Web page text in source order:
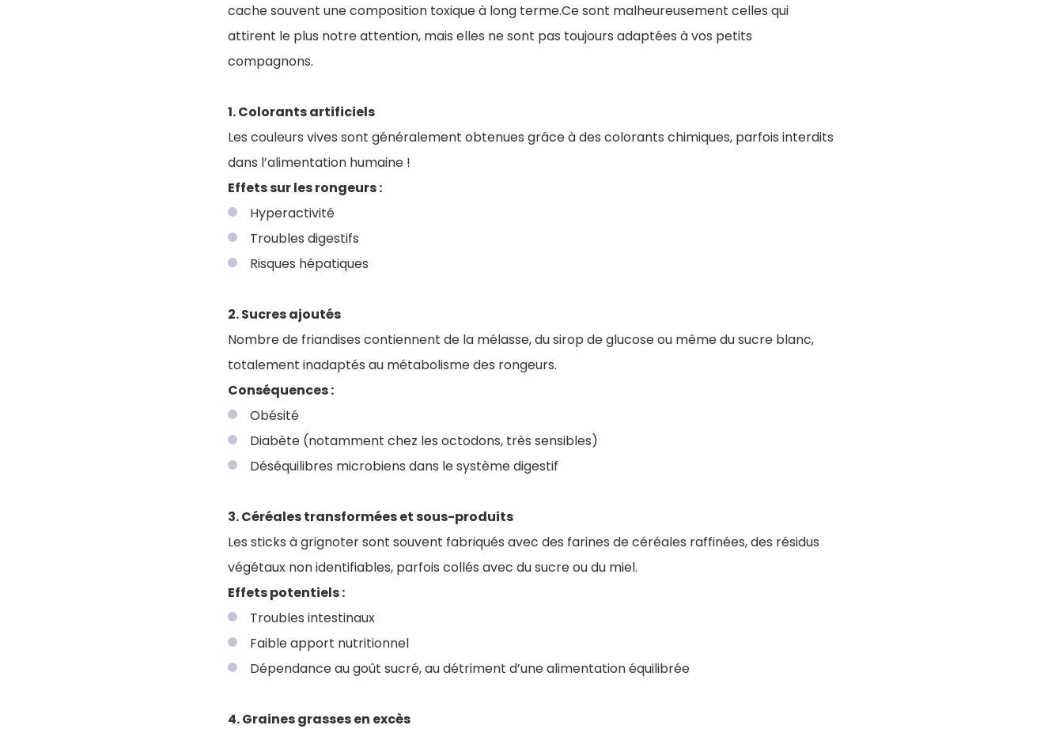
cache souvent une composition toxique à long terme.Ce sont malheureusement celles qui
attirent le plus notre attention, mais elles ne sont pas toujours adaptées à vos petits
compagnons.
1. Colorants artificiels
Les couleurs vives sont généralement obtenues grâce à des colorants chimiques, parfois interdits
dans l’alimentation humaine !
Effets sur les rongeurs :
Hyperactivité
Troubles digestifs
Risques hépatiques
2. Sucres ajoutés
Nombre de friandises contiennent de la mélasse, du sirop de glucose ou même du sucre blanc,
totalement inadaptés au métabolisme des rongeurs.
Conséquences :
Obésité
Diabète (notamment chez les octodons, très sensibles)
Déséquilibres microbiens dans le système digestif
3. Céréales transformées et sous-produits
Les sticks à grignoter sont souvent fabriqués avec des farines de céréales raffinées, des résidus
végétaux non identifiables, parfois collés avec du sucre ou du miel.
Effets potentiels :
Troubles intestinaux
Faible apport nutritionnel
Dépendance au goût sucré, au détriment d’une alimentation équilibrée
4. Graines grasses en excès